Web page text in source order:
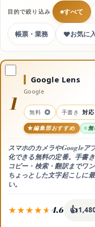
目的で絞り込み ◉すべて
帳票・業務 ♥お気に
1
Google Lens
Google
無料 ◎ 手書き 対応
編集部おすすめ
スマホのカメラやGoogleア
化できる無料の定番。手書
コピー・検索・翻訳までワ
ちょっとした文字起こしに
い。
4.6 👍